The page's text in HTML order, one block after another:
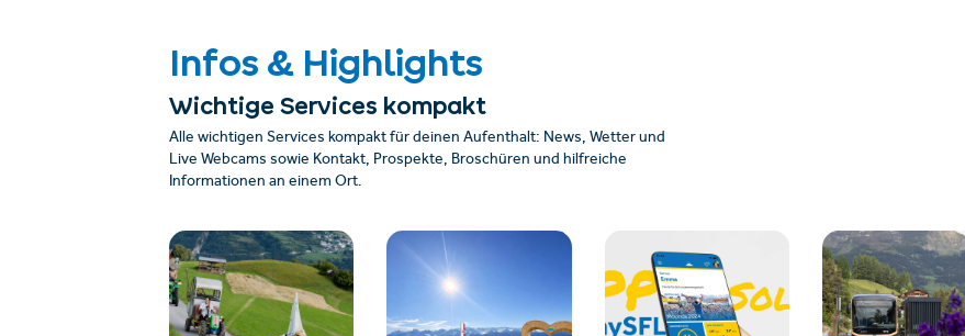
Infos & Highlights
Wichtige Services kompakt
Alle wichtigen Services kompakt für deinen Aufenthalt: News, Wetter und
Live Webcams sowie Kontakt, Prospekte, Broschüren und hilfreiche
Informationen an einem Ort.